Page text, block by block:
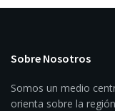
Sobre Nosotros
Somos un medio
orienta sobre la